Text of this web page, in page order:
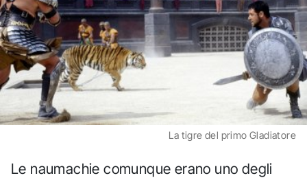
La tigre del primo Gladiatore
Le naumachie comunque erano uno degli